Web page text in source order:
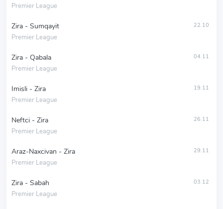
Premier League
Zira - Sumqayit
Premier League
22.10
Zira - Qabala
Premier League
04.11
Imisli - Zira
Premier League
19.11
Neftci - Zira
Premier League
26.11
Araz-Naxcivan - Zira
Premier League
29.11
Zira - Sabah
Premier League
03.12